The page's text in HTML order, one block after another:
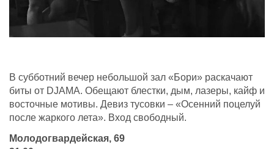
В субботний вечер небольшой зал «Бори» раскачают
биты от DJAMA. Обещают блестки, дым, лазеры, кайф и
восточные мотивы. Девиз тусовки – «Осенний поцелуй
после жаркого лета». Вход свободный.
Молодогвардейская, 69